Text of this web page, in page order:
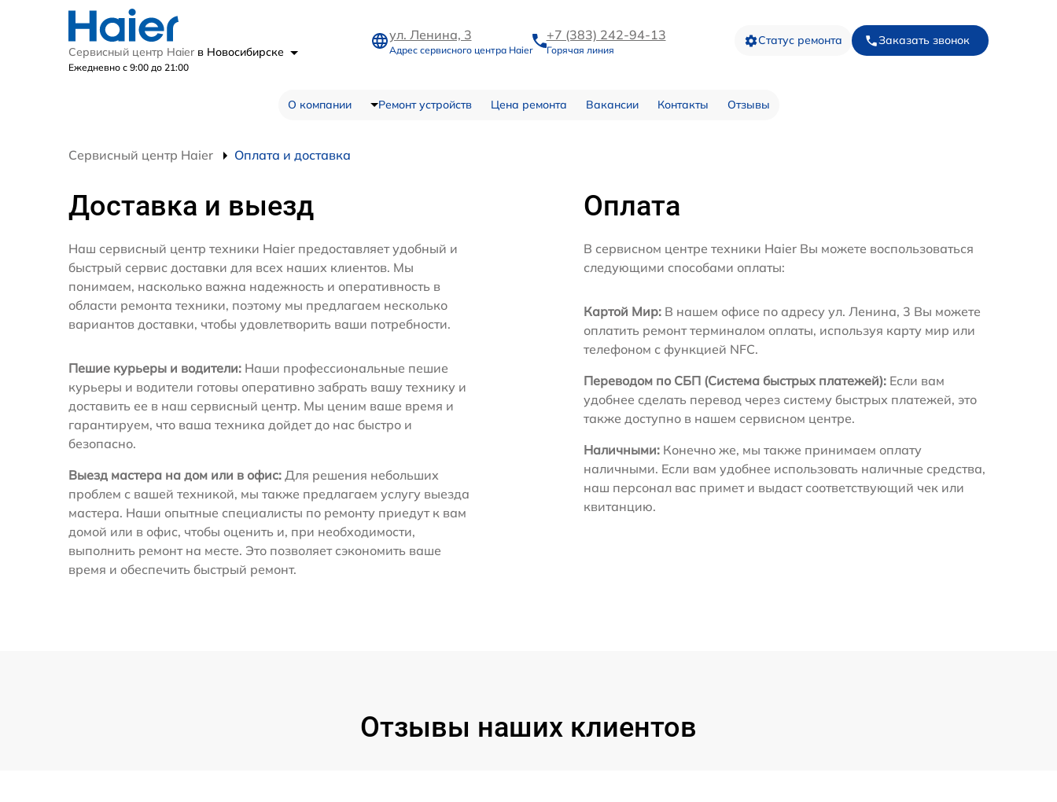
Сервисный центр Haier в Новосибирске
Ежедневно с 9:00 до 21:00
ул. Ленина, 3
Адрес сервисного центра Haier
+7 (383) 242-94-13
Горячая линия
Статус ремонта Заказать звонок
О компании Ремонт устройств Цена ремонта Вакансии Контакты Отзывы
Сервисный центр Haier Оплата и доставка
Доставка и выезд
Наш сервисный центр техники Haier предоставляет удобный и
быстрый сервис доставки для всех наших клиентов. Мы
понимаем, насколько важна надежность и оперативность в
области ремонта техники, поэтому мы предлагаем несколько
вариантов доставки, чтобы удовлетворить ваши потребности.
Пешие курьеры и водители: Наши профессиональные пешие
курьеры и водители готовы оперативно забрать вашу технику и
доставить ее в наш сервисный центр. Мы ценим ваше время и
гарантируем, что ваша техника дойдет до нас быстро и
безопасно.
Выезд мастера на дом или в офис: Для решения небольших
проблем с вашей техникой, мы также предлагаем услугу выезда
мастера. Наши опытные специалисты по ремонту приедут к вам
домой или в офис, чтобы оценить и, при необходимости,
выполнить ремонт на месте. Это позволяет сэкономить ваше
время и обеспечить быстрый ремонт.
Оплата
В сервисном центре техники Haier Вы можете воспользоваться
следующими способами оплаты:
Картой Мир: В нашем офисе по адресу ул. Ленина, 3 Вы можете
оплатить ремонт терминалом оплаты, используя карту мир или
телефоном с функцией NFC.
Переводом по СБП (Система быстрых платежей): Если вам
удобнее сделать перевод через систему быстрых платежей, это
также доступно в нашем сервисном центре.
Наличными: Конечно же, мы также принимаем оплату
наличными. Если вам удобнее использовать наличные средства,
наш персонал вас примет и выдаст соответствующий чек или
квитанцию.
Отзывы наших клиентов